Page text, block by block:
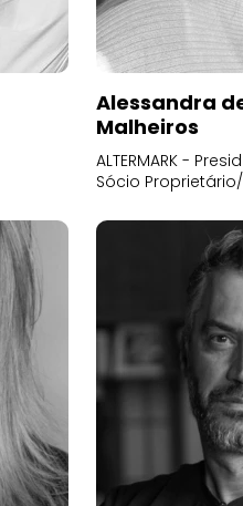
Alessandra
Malheiros
ALTERMARK -
Sócio